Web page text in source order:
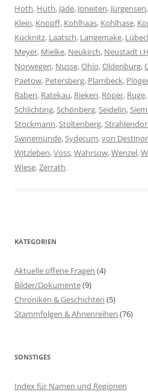
Hoth, Huth, Jäde, Joneiten, Jürgensen,
Klein, Knopff, Kohlhaas, Kohlhase,
Kücknitz, Laatsch, Langemake,
Meyer, Mielke, Neukirch, Neustadt
Norwegen, Nusse,Ohio,Oldenburg,
Paetow, Petersberg, Plambeck,
Raben, Ratekau, Rieken, Röper, Ruge,
Schlichting,Schönberg,Seidelin,
Stockmann,Stoltenberg,
Swinemünde,Sydecum,von
Witzleben,Voss,Wahrsow,Wenzel,
Wiese,Zerrath.
KATEGORIEN
Aktuelle offene Fragen (4)
Bilder/Dokumente(9)
Chroniken & Geschichten (5)
Stammfolgen & Ahnenreihen (76)
SONSTIGES
Index für Namen und Regionen